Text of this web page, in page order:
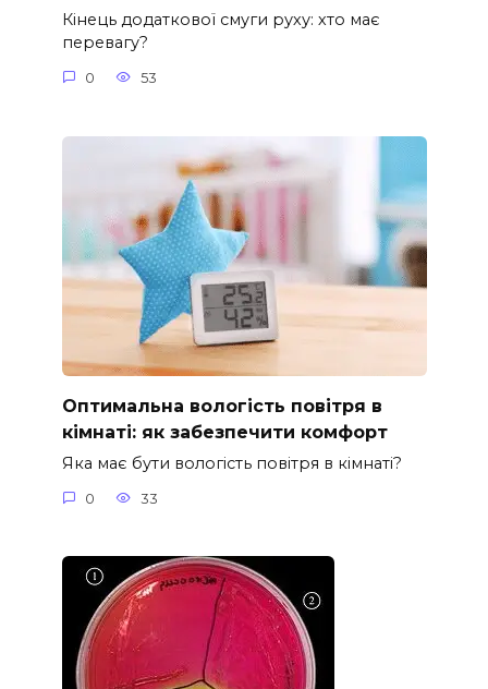
Кінець додаткової смуги руху: хто має
перевагу?
0 53
Оптимальна вологість повітря в
кімнаті: як забезпечити комфорт
Яка має бути вологість повітря в кімнаті?
0 33